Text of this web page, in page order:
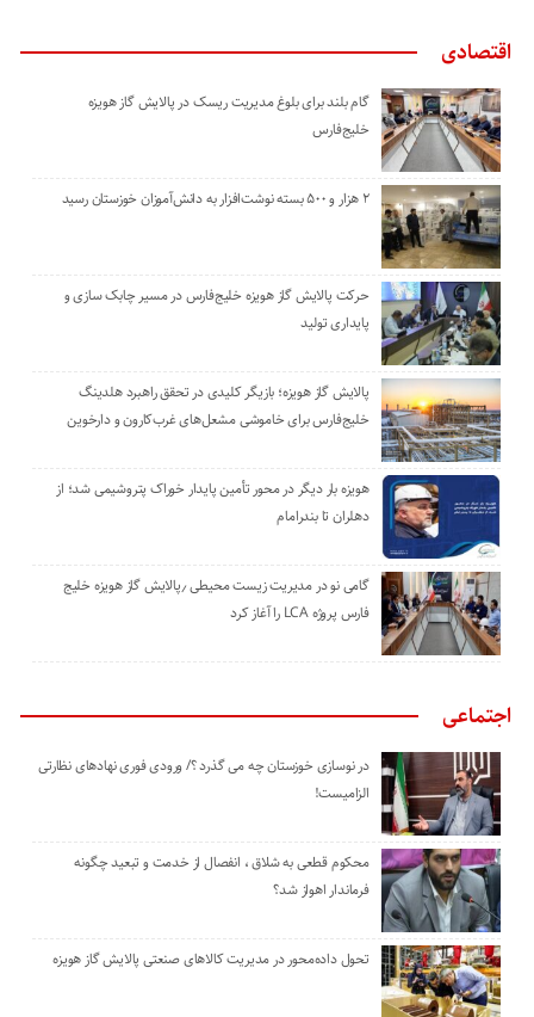
اقتصادی
گام بلند برای بلوغ مدیریت ریسک در پالایش گاز هویزه
خلیج‌فارس
۲ هزار و ۵۰۰ بسته نوشت‌افزار به دانش‌آموزان خوزستان رسید
حرکت پالایش گاز هویزه خلیج‌فارس در مسیر چابک سازی و
پایداری تولید
پالایش گاز هویزه؛ بازیگر کلیدی در تحقق راهبرد هلدینگ
خلیج‌فارس برای خاموشی مشعل‌های غرب‌کارون و دارخوین
هویزه بار دیگر در محور تأمین پایدار خوراک پتروشیمی شد؛ از
دهلران تا بندرامام
گامی نو در مدیریت زیست ‌محیطی ٫پالایش گاز هویزه خلیج
‌فارس پروژه LCA را آغاز کرد
اجتماعی
در نوسازی خوزستان چه می گذرد ؟/ ورودی فوری نهادهای نظارتی
الزامیست!
محکوم قطعی به شلاق ، انفصال از خدمت و تبعید چگونه
فرماندار اهواز شد؟
تحول داده‌محور در مدیریت کالاهای صنعتی پالایش گاز هویزه